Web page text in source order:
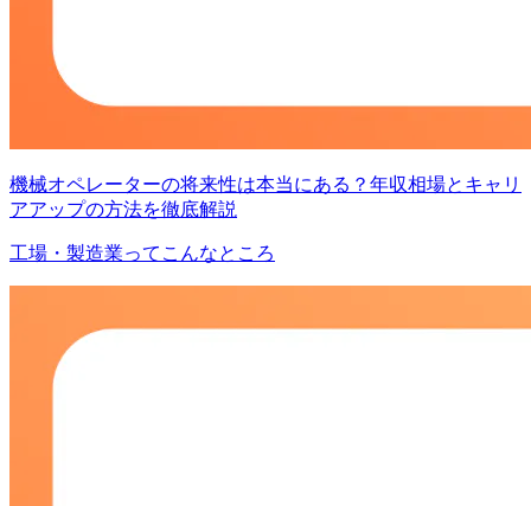
機械オペレーターの将来性は本当にある？年収相場とキャリ
アアップの方法を徹底解説
工場・製造業ってこんなところ